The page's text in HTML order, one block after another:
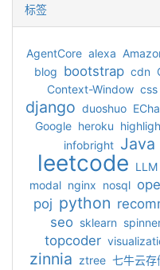
标签
AgentCore alexa
blog bootstrap cdn
Context-Window css
django duoshuo
Google heroku
infobright Java
leetcode LLM
modal nginx nosql
poj python
seo sklearn
topcoder
zinnia ztree 七牛云存